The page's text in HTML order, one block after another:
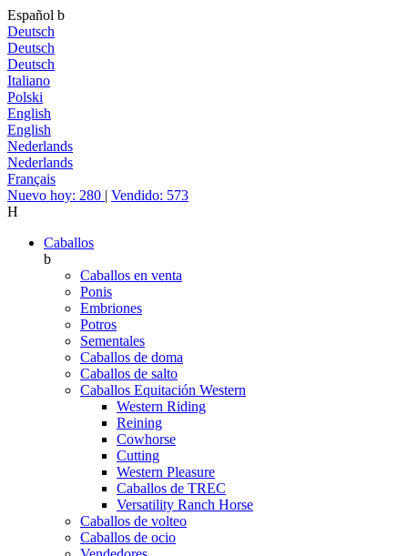
Español b
Deutsch
Deutsch
Deutsch
Italiano
Polski
English
English
Nederlands
Nederlands
Français
Nuevo hoy: 280 | Vendido: 573
H
Caballos
b
Caballos en venta
Ponis
Embriones
Potros
Sementales
Caballos de doma
Caballos de salto
Caballos Equitación Western
Western Riding
Reining
Cowhorse
Cutting
Western Pleasure
Caballos de TREC
Versatility Ranch Horse
Caballos de volteo
Caballos de ocio